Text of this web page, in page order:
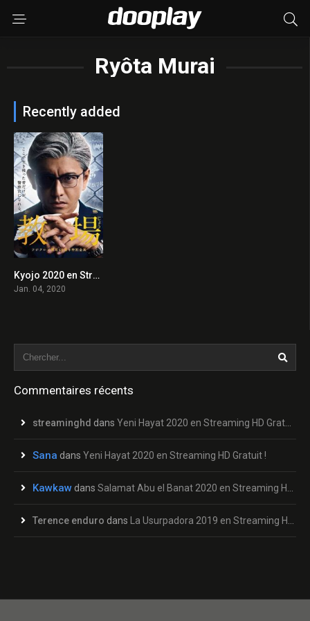
Ryôta Murai
Recently added
7.5Kyojo 2020 en Streaming HD Gratuit !
Jan. 04, 2020
Commentaires récents
streaminghd dans Yeni Hayat 2020 en Streaming HD Gratuit !
Sana dans Yeni Hayat 2020 en Streaming HD Gratuit !
Kawkaw dans Salamat Abu el Banat 2020 en Streaming HD Gratuit !
Terence enduro dans La Usurpadora 2019 en Streaming HD Gratuit !